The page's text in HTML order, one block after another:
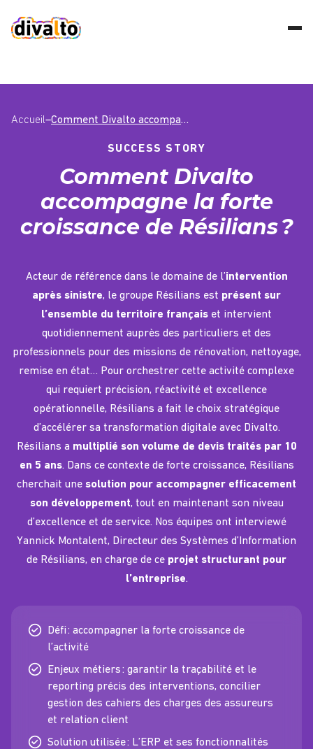
Accueil– Comment Divalto accompagne la forte croissance de Résilians ?
SUCCESS STORY
Comment Divalto
accompagne la forte
croissance de Résilians ?
Acteur de référence dans le domaine de l’intervention
après sinistre, le groupe Résilians est présent sur
l’ensemble du territoire français et intervient
quotidiennement auprès des particuliers et des
professionnels pour des missions de rénovation, nettoyage,
remise en état… Pour orchestrer cette activité complexe
qui requiert précision, réactivité et excellence
opérationnelle, Résilians a fait le choix stratégique
d’accélérer sa transformation digitale avec Divalto.
Résilians a multiplié son volume de devis traités par 10
en 5 ans. Dans ce contexte defortecroissance, Résilians
cherchait une solution pour accompagner efficacement
son développement, tout en maintenant son niveau
d’excellence et de service. Nos équipes ont interviewé
Yannick Montalent, Directeur des Systèmes d’Information
de Résilians, en charge de ce projet structurant pour
l’entreprise.
Défi : accompagner la forte croissance de
l’activité
Enjeux métiers : garantir la traçabilité et le
reporting précis des interventions, concilier
gestion des cahiers des charges des assureurs
et relation client
Solution utilisée : L’ERP et ses fonctionnalités